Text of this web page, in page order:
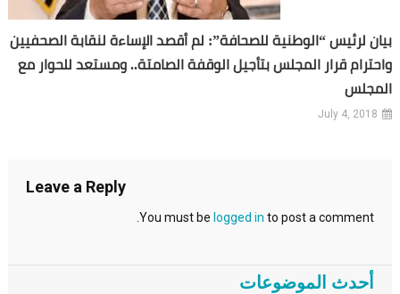
بيان لرئيس “الوطنية للصحافة”: لم أقصد الإساءة لنقابة الصحفيين
واحترام قرار المجلس بتأجيل الوقفة الصامتة.. ومستعد للحوار مع
المجلس
July 4, 2018
Leave a Reply
You must be logged in to post a comment.
أحدث الموضوعات